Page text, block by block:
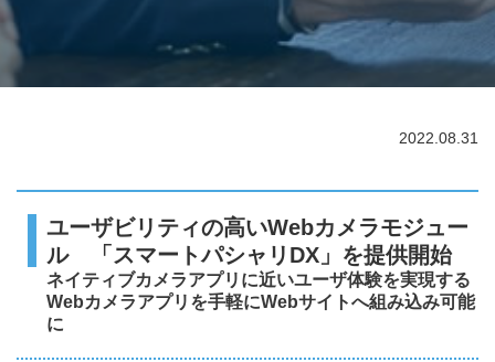
2022.08.31
ユーザビリティの高いWebカメラモジュー
ル 「スマートパシャリDX」を提供開始
ネイティブカメラアプリに近いユーザ体験を実現する
Webカメラアプリを手軽にWebサイトへ組み込み可能
に